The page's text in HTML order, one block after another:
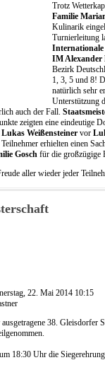
Trotz
Familie
Kulinarik
Turnierleitung
Internationale
IM Alexander
Bezirk
1, 3, 5 und 8!
natürlich sehr
Unterstützung
auch der Fall.
zeigten eine eindeutige
Lukas Weißensteiner vor
erhielten einen
Gosch für die großzügige
aller wieder jeder
22. Mai 2014 10:15
38.
18:30 Uhr die